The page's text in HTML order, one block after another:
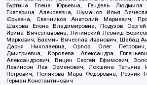
Буртина Елена Юрьевна, Гендель Людмила
Екатерина Алексеевна, Шуманов Илья
Юрьевна, Свечников Анатолий Мариевич,
Шахова Елена Владимировна, Подузов Сергей
Ирина Вячеславовна, Литинский Леонид
Маркович, Бахмин Вячеслав Иванович, Шабад
Дарья Николаевна, Орлов Олег
Дмитриевна, Королева Александра
Александрович, Вицин Сергей Ефимович,
Левинсон Лев Семенович, Локшина Татьяна
Петрович, Полякова Мара Федоровна, Резник
Герман Константинович